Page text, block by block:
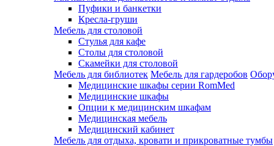
Пуфики и банкетки
Кресла-груши
Мебель для столовой
Cтулья для кафе
Cтолы для столовой
Скамейки для столовой
Мебель для библиотек Мебель для гардеробов
Медицинские шкафы серии RomMed
Медицинские шкафы
Опции к медицинским шкафам
Медицинская мебель
Медицинский кабинет
Мебель для отдыха, кровати и прикроватные тумбы